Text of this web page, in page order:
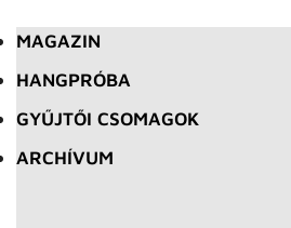
MAGAZIN
HANGPRÓBA
GYŰJTŐI CSOMAGOK
ARCHÍVUM